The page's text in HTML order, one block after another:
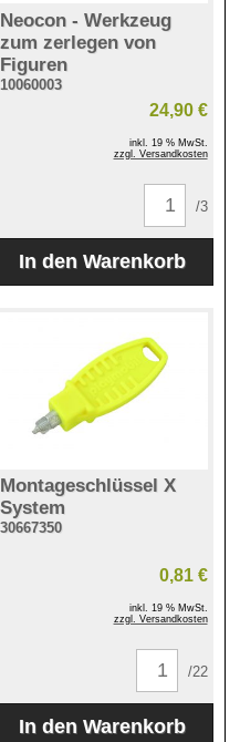
Neocon - Werkzeug
zum zerlegen von
Figuren
10060003
24,90 €
inkl. 19 % MwSt.
zzgl. Versandkosten
/3
Montageschlüssel X
System
30667350
0,81 €
inkl. 19 % MwSt.
zzgl. Versandkosten
/22